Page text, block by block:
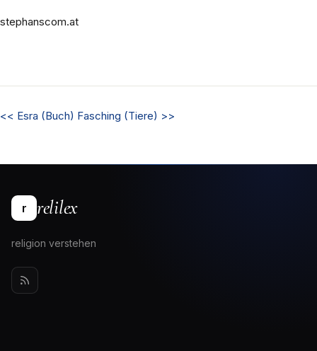
stephanscom.at
<< Esra (Buch) Fasching (Tiere) >>
r relilex
religion verstehen